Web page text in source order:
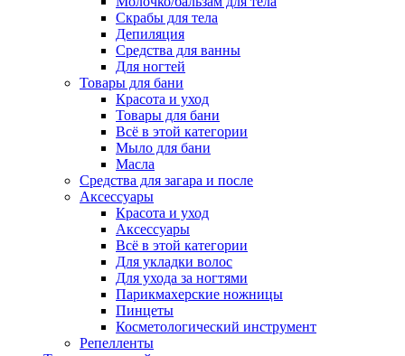
Скрабы для тела
Депиляция
Средства для ванны
Для ногтей
Товары для бани
Красота и уход
Товары для бани
Всё в этой категории
Мыло для бани
Масла
Средства для загара и после
Аксессуары
Красота и уход
Аксессуары
Всё в этой категории
Для укладки волос
Для ухода за ногтями
Парикмахерские ножницы
Пинцеты
Косметологический инструмент
Репелленты